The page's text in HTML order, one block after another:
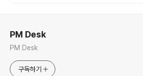
PM Desk
PM Desk
구독하기